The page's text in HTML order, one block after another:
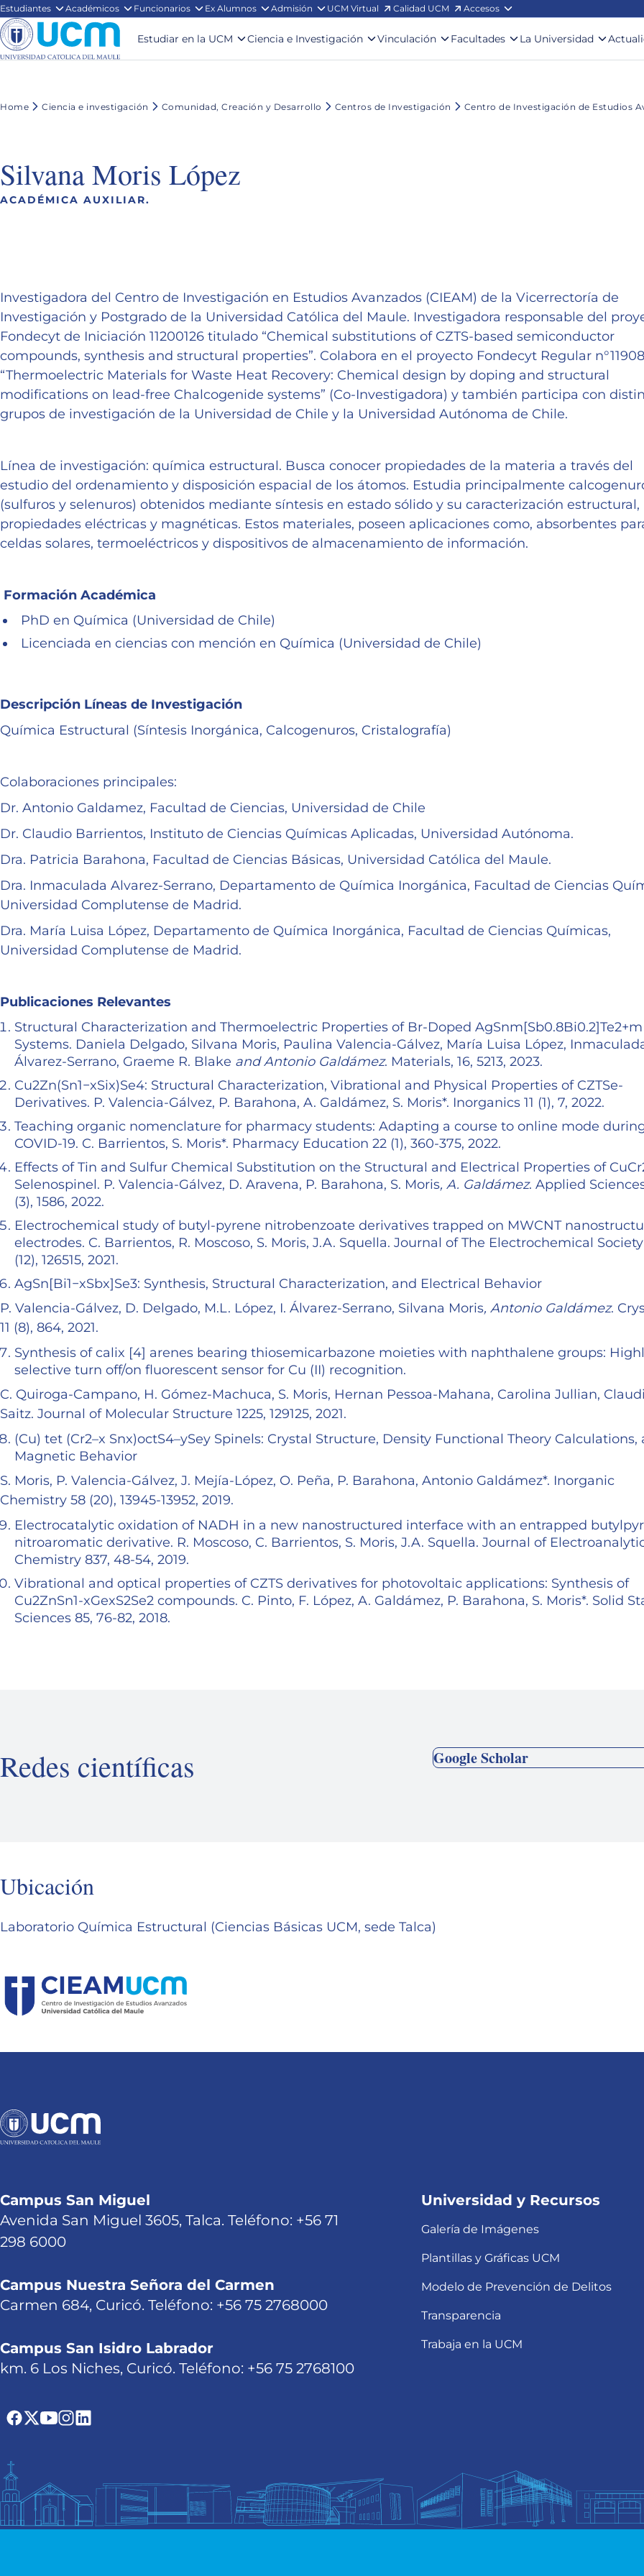
Estudiantes Académicos Funcionarios Ex Alumnos Admisión UCM Virtual Calidad UCM Accesos
Estudiar en la UCM Ciencia e Investigación Vinculación Facultades La Universidad
Home Ciencia e investigación Comunidad, Creación y Desarrollo Centros de Investigación Centro de Investigación de Estudios
Silvana Moris López
ACADÉMICA AUXILIAR.
Investigadora del Centro de Investigación en Estudios Avanzados (CIEAM) de la Vicerrectoría de
Investigación y Postgrado de la Universidad Católica del Maule. Investigadora responsable del
Fondecyt de Iniciación 11200126 titulado “Chemical substitutions of CZTS-based semiconductor
compounds, synthesis and structural properties”. Colabora en el proyecto Fondecyt Regular
“Thermoelectric Materials for Waste Heat Recovery: Chemical design by doping and structural
modifications on lead-free Chalcogenide systems” (Co-Investigadora) y también participa con
grupos de investigación de la Universidad de Chile y la Universidad Autónoma de Chile.
Línea de investigación: química estructural. Busca conocer propiedades de la materia a través del
estudio del ordenamiento y disposición espacial de los átomos. Estudia principalmente
(sulfuros y selenuros) obtenidos mediante síntesis en estado sólido y su caracterización estructural,
propiedades eléctricas y magnéticas. Estos materiales, poseen aplicaciones como, absorbentes
celdas solares, termoeléctricos y dispositivos de almacenamiento de información.
Formación Académica
PhD en Química (Universidad de Chile)
Licenciada en ciencias con mención en Química (Universidad de Chile)
Descripción Líneas de Investigación
Química Estructural (Síntesis Inorgánica, Calcogenuros, Cristalografía)
Colaboraciones principales:
Dr. Antonio Galdamez, Facultad de Ciencias, Universidad de Chile
Dr. Claudio Barrientos, Instituto de Ciencias Químicas Aplicadas, Universidad Autónoma.
Dra. Patricia Barahona, Facultad de Ciencias Básicas, Universidad Católica del Maule.
Dra. Inmaculada Alvarez-Serrano, Departamento de Química Inorgánica, Facultad de Ciencias
Universidad Complutense de Madrid.
Dra. María Luisa López, Departamento de Química Inorgánica, Facultad de Ciencias Químicas,
Universidad Complutense de Madrid.
Publicaciones Relevantes
Structural Characterization and Thermoelectric Properties of Br-Doped AgSnm[Sb0.8Bi0.2]Te2+m
Systems. Daniela Delgado, Silvana Moris, Paulina Valencia-Gálvez, María Luisa López,
Álvarez-Serrano, Graeme R. Blake and Antonio Galdámez. Materials, 16, 5213, 2023.
Cu2Zn(Sn1−xSix)Se4: Structural Characterization, Vibrational and Physical Properties of CZTSe-
Derivatives. P. Valencia-Gálvez, P. Barahona, A. Galdámez, S. Moris*. Inorganics 11 (1), 7, 2022.
Teaching organic nomenclature for pharmacy students: Adapting a course to online mode
COVID-19. C. Barrientos, S. Moris*. Pharmacy Education 22 (1), 360-375, 2022.
Effects of Tin and Sulfur Chemical Substitution on the Structural and Electrical Properties of
Selenospinel. P. Valencia-Gálvez, D. Aravena, P. Barahona, S. Moris, A. Galdámez. Applied
(3), 1586, 2022.
Electrochemical study of butyl-pyrene nitrobenzoate derivatives trapped on MWCNT
electrodes. C. Barrientos, R. Moscoso, S. Moris, J.A. Squella. Journal of The Electrochemical Society
(12), 126515, 2021.
AgSn[Bi1−xSbx]Se3: Synthesis, Structural Characterization, and Electrical Behavior
P. Valencia-Gálvez, D. Delgado, M.L. López, I. Álvarez-Serrano, Silvana Moris, Antonio Galdámez.
11 (8), 864, 2021.
Synthesis of calix [4] arenes bearing thiosemicarbazone moieties with naphthalene groups:
selective turn off/on fluorescent sensor for Cu (II) recognition.
C. Quiroga-Campano, H. Gómez-Machuca, S. Moris, Hernan Pessoa-Mahana, Carolina Jullian,
Saitz. Journal of Molecular Structure 1225, 129125, 2021.
(Cu) tet (Cr2–x Snx)octS4–ySey Spinels: Crystal Structure, Density Functional Theory Calculations,
Magnetic Behavior
S. Moris, P. Valencia-Gálvez, J. Mejía-López, O. Peña, P. Barahona, Antonio Galdámez*. Inorganic
Chemistry 58 (20), 13945-13952, 2019.
Electrocatalytic oxidation of NADH in a new nanostructured interface with an entrapped
nitroaromatic derivative. R. Moscoso, C. Barrientos, S. Moris, J.A. Squella. Journal of
Chemistry 837, 48-54, 2019.
Vibrational and optical properties of CZTS derivatives for photovoltaic applications: Synthesis of
Cu2ZnSn1-xGexS2Se2 compounds. C. Pinto, F. López, A. Galdámez, P. Barahona, S. Moris*. Solid
Sciences 85, 76-82, 2018.
Redes científicas Google Scholar
Ubicación
Laboratorio Química Estructural (Ciencias Básicas UCM, sede Talca)
Campus San Miguel
Avenida San Miguel 3605, Talca. Teléfono: +56 71
298 6000
Campus Nuestra Señora del Carmen
Carmen 684, Curicó. Teléfono: +56 75 2768000
Campus San Isidro Labrador
km. 6 Los Niches, Curicó. Teléfono: +56 75 2768100
Universidad y Recursos
Galería de Imágenes
Plantillas y Gráficas UCM
Modelo de Prevención de Delitos
Transparencia
Trabaja en la UCM